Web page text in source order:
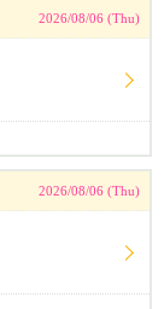
2026/08/06 (Thu)
2026/08/06 (Thu)